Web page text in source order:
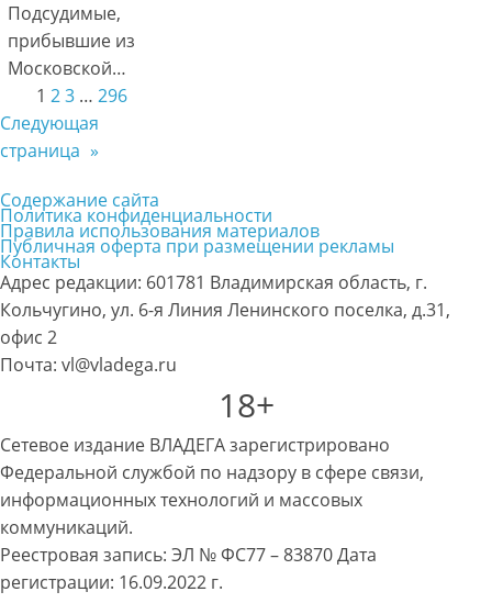
Подсудимые,
прибывшие из
Московской…
1 23 … 296
Следующая
страница »
Содержание сайта
Политика конфиденциальности
Правила использования материалов
Публичная оферта при размещении рекламы
Контакты
Адрес редакции: 601781 Владимирская область, г.
Кольчугино, ул. 6-я Линия Ленинского поселка, д.31,
офис 2
Почта: vl@vladega.ru
18+
Сетевое издание ВЛАДЕГА зарегистрировано
Федеральной службой по надзору в сфере связи,
информационных технологий и массовых
коммуникаций.
Реестровая запись: ЭЛ № ФС77 – 83870 Дата
регистрации: 16.09.2022 г.